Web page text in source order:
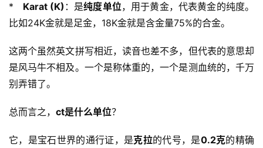
* Karat (K) ：是纯度单位，用于黄金，代表黄金的纯度。
比如24K金就是足金，18K金就是含金量75%的合金。
这两个虽然英文拼写相近，读音也差不多，但代表的意思却
是风马牛不相及。一个是称体重的，一个是测血统的，千万
别弄错了。
总而言之， ct是什么单位？
它，是宝石世界的通行证，是克拉的代号，是0.2克的精确